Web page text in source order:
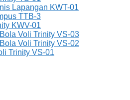
Lapangan KWT-01
TTB-3
KWV-01
Voli Trinity VS-03
Voli Trinity VS-02
Trinity VS-01